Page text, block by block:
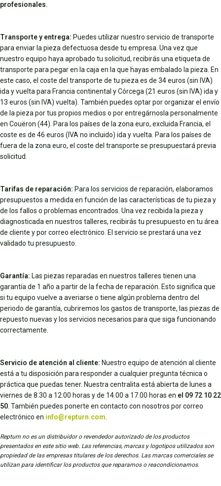
profesionales.
Transporte y entrega: Puedes utilizar nuestro servicio de transporte
para enviar la pieza defectuosa desde tu empresa. Una vez que
nuestro equipo haya aprobado tu solicitud, recibirás una etiqueta de
transporte para pegar en la caja en la que hayas embalado la pieza. En
este caso, el coste del transporte de tu pieza es de 34 euros (sin IVA)
ida y vuelta para Francia continental y Córcega (21 euros (sin IVA) ida y
13 euros (sin IVA) vuelta). También puedes optar por organizar el envío
de la pieza por tus propios medios o por entregárnosla personalmente
en Couëron (44). Para los países de la zona euro, excluida Francia, el
coste es de 46 euros (IVA no incluido) ida y vuelta. Para los países de
fuera de la zona euro, el coste del transporte se presupuestará previa
solicitud.
Tarifas de reparación: Para los servicios de reparación, elaboramos
presupuestos a medida en función de las características de tu pieza y
de los fallos o problemas encontrados. Una vez recibida la pieza y
diagnosticada en nuestros talleres, recibirás tu presupuesto en tu área
de cliente y por correo electrónico. El servicio se prestará una vez
validado tu presupuesto.
Garantía: Las piezas reparadas en nuestros talleres tienen una
garantía de 1 año a partir de la fecha de reparación. Esto significa que
si tu equipo vuelve a averiarse o tiene algún problema dentro del
periodo de garantía, cubriremos los gastos de transporte, las piezas de
repuesto nuevas y los servicios necesarios para que siga funcionando
correctamente.
Servicio de atención al cliente: Nuestro equipo de atención al cliente
está a tu disposición para responder a cualquier pregunta técnica o
práctica que puedas tener. Nuestra centralita está abierta de lunes a
viernes de 8.30 a 12.00 horas y de 14.00 a 17.00 horas en el 09 72 10 22
50 . También puedes ponerte en contacto con nosotros por correo
electrónico en info@repturn.com
Repturn no es un distribuidor o revendedor autorizado de los productos
presentados en este sitio web. Las referencias, marcas y logotipos utilizados son
propiedad de las empresas titulares de los derechos. Las marcas comerciales se
utilizan para identificar los productos que reparamos o reacondicionamos.